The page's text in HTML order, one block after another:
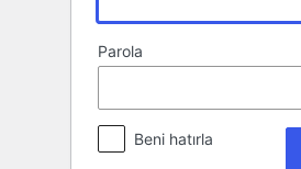
Parola
Beni hatırla